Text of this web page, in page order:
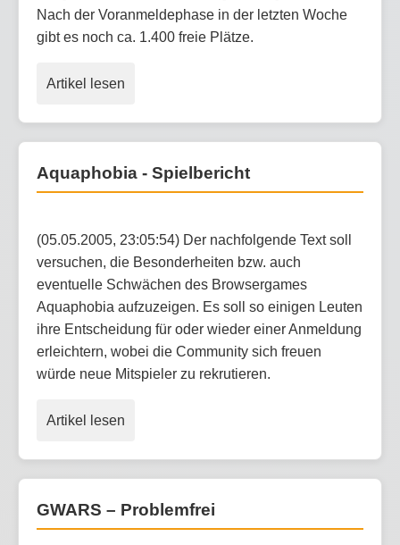
Nach der Voranmeldephase in der letzten Woche
gibt es noch ca. 1.400 freie Plätze.
Artikel lesen
Aquaphobia - Spielbericht
(05.05.2005, 23:05:54) Der nachfolgende Text soll
versuchen, die Besonderheiten bzw. auch
eventuelle Schwächen des Browsergames
Aquaphobia aufzuzeigen. Es soll so einigen Leuten
ihre Entscheidung für oder wieder einer Anmeldung
erleichtern, wobei die Community sich freuen
würde neue Mitspieler zu rekrutieren.
Artikel lesen
GWARS – Problemfrei